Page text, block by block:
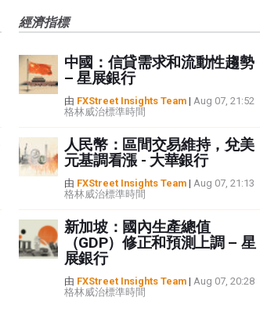
經濟指標
中國：信貸需求和流動性趨勢
– 星展銀行
由 FXStreet Insights Team| Aug 07, 21:52
格林威治標準時間
人民幣：區間交易維持，兌美
元基調看漲 - 大華銀行
由 FXStreet Insights Team| Aug 07, 21:13
格林威治標準時間
新加坡：國內生產總值
（GDP）修正和預測上調 – 星
展銀行
由 FXStreet Insights Team| Aug 07, 20:28
格林威治標準時間